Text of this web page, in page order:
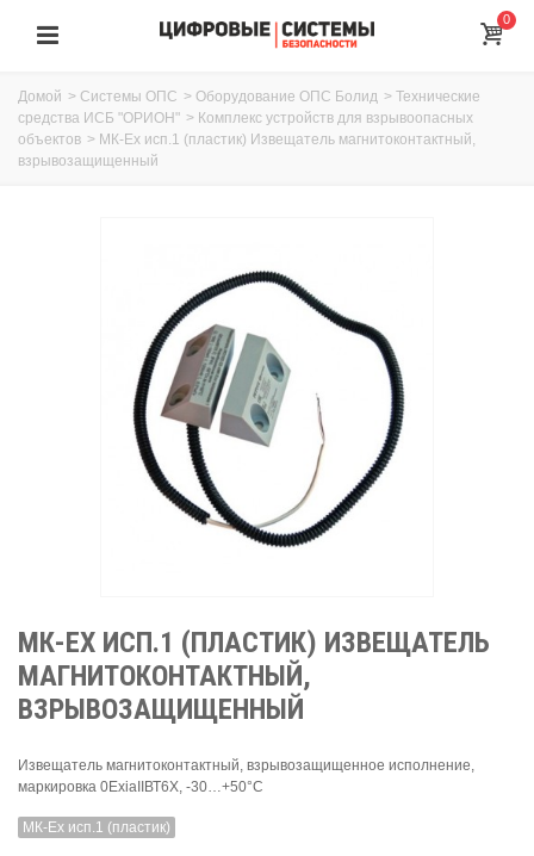
0
Домой > Системы ОПС > Оборудование ОПС Болид > Технические
средства ИСБ "ОРИОН" > Комплекс устройств для взрывоопасных
объектов > МК-Ех исп.1 (пластик) Извещатель магнитоконтактный,
взрывозащищенный
МК-ЕХ ИСП.1 (ПЛАСТИК) ИЗВЕЩАТЕЛЬ
МАГНИТОКОНТАКТНЫЙ,
ВЗРЫВОЗАЩИЩЕННЫЙ
Извещатель магнитоконтактный, взрывозащищенное исполнение,
маркировка 0ExiaIIВТ6Х, -30…+50°С
МК-Ех исп.1 (пластик)